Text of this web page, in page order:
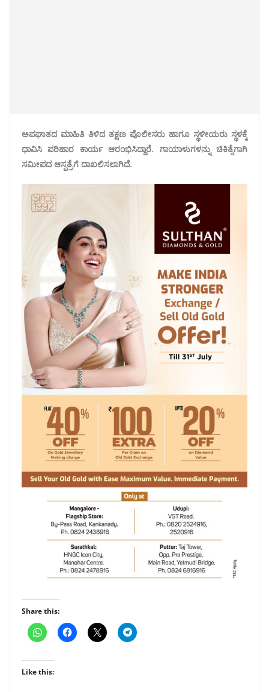
ಅಪಘಾತದ ಮಾಹಿತಿ ತಿಳಿದ ತಕ್ಷಣ ಪೊಲೀಸರು ಹಾಗೂ ಸ್ಥಳೀಯರು ಸ್ಥಳಕ್ಕೆ
ಧಾವಿಸಿ ಪರಿಹಾರ ಕಾರ್ಯ ಆರಂಭಿಸಿದ್ದಾರೆ. ಗಾಯಾಳುಗಳನ್ನು ಚಿಕಿತ್ಸೆಗಾಗಿ
ಸಮೀಪದ ಆಸ್ಪತ್ರೆಗೆ ದಾಖಲಿಸಲಾಗಿದೆ.
Share this:
Like this: